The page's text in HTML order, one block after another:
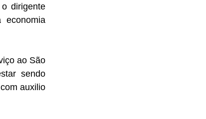
dirigente
ao São
sendo
auxilio